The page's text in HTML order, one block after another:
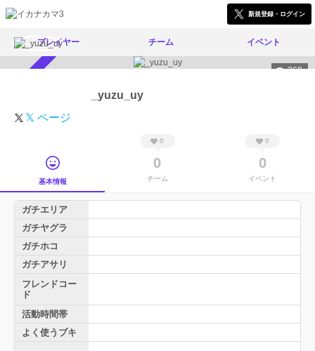
新規登録・ログイン
プレイヤー チーム イベント
268
_yuzu_uy
𝕏 ページ
基本情報
0
0
チーム
0
0
イベント
ガチエリア
ガチヤグラ
ガチホコ
ガチアサリ
フレンドコー
ド
活動時間帯
よく使うブキ